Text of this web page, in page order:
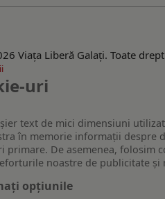
Viaţa Liberă Galaţi. Toate
uri
text de mici dimensiuni
în memorie informații despre
primare. De asemenea,
noastre de publicitate
opțiunile